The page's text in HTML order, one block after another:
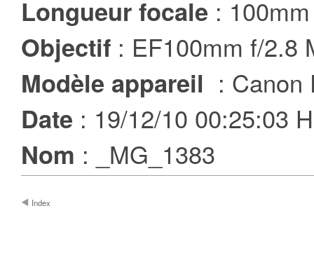
Longueur focale : 100mm
Objectif : EF100mm f/2.8
Modèle appareil : Canon
Date : 19/12/10 00:25:03
Nom : _MG_1383
Index